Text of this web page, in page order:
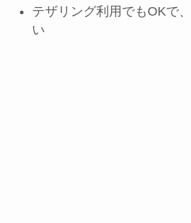
テザリング利用でもOKで
い